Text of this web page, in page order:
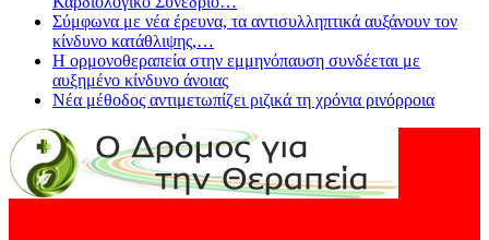
Σύμφωνα με νέα έρευνα, τα αντισυλληπτικά αυξάνουν τον
κίνδυνο κατάθλιψης,…
Η ορμονοθεραπεία στην εμμηνόπαυση συνδέεται με
αυξημένο κίνδυνο άνοιας
Νέα μέθοδος αντιμετωπίζει ριζικά τη χρόνια ρινόρροια